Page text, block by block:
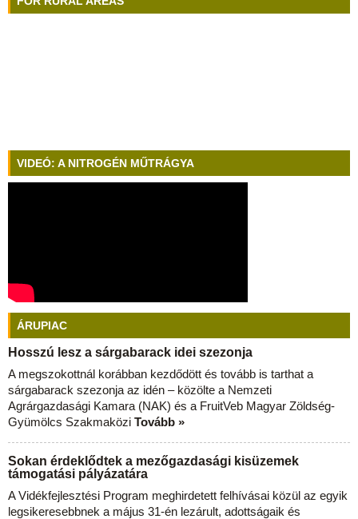
VIDEÓ: A NITROGÉN MŰTRÁGYA
ÁRUPIAC
Hosszú lesz a sárgabarack idei szezonja
A megszokottnál korábban kezdődött és tovább is tarthat a
sárgabarack szezonja az idén – közölte a Nemzeti
Agrárgazdasági Kamara (NAK) és a FruitVeb Magyar Zöldség-
Gyümölcs Szakmaközi Tovább »
Sokan érdeklődtek a mezőgazdasági kisüzemek
támogatási pályázatára
A Vidékfejlesztési Program meghirdetett felhívásai közül az egyik
legsikeresebbnek a május 31-én lezárult, adottságaik és